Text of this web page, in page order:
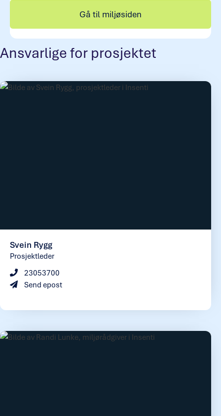
Gå til miljøsiden
Ansvarlige for prosjektet
Svein Rygg
Prosjektleder
23053700
Send epost